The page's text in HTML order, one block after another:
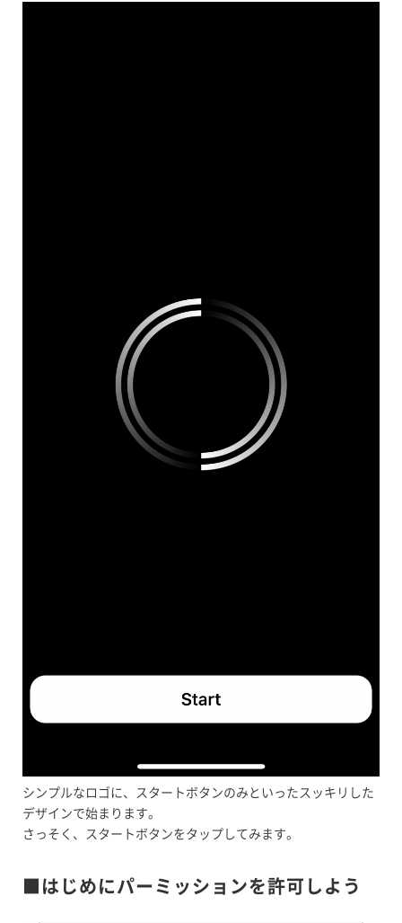
シンプルなロゴに、スタートボタンのみといったスッキリした
デザインで始まります。
さっそく、スタートボタンをタップしてみます。
■はじめにパーミッションを許可しよう